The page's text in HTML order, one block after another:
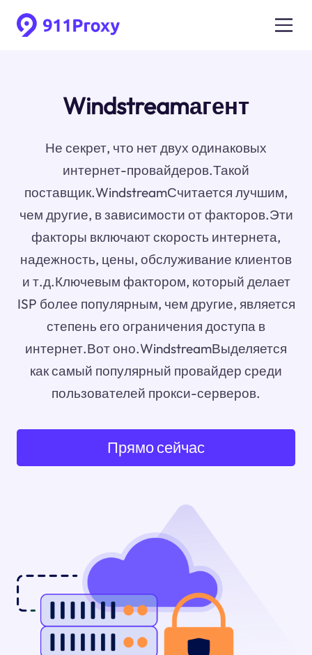
Windstreamагент
Не секрет, что нет двух одинаковых
интернет-провайдеров.Такой
поставщик.WindstreamСчитается лучшим,
чем другие, в зависимости от факторов.Эти
факторы включают скорость интернета,
надежность, цены, обслуживание клиентов
и т.д.Ключевым фактором, который делает
ISP более популярным, чем другие, является
степень его ограничения доступа в
интернет.Вот оно.WindstreamВыделяется
как самый популярный провайдер среди
пользователей прокси-серверов.
Прямо сейчас